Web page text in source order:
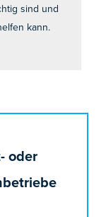
sind und
kann.
oder